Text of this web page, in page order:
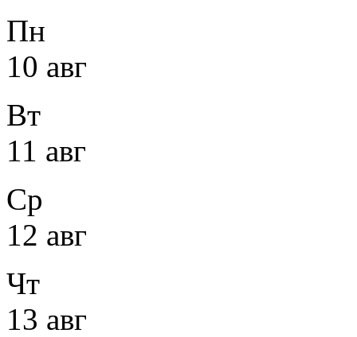
Пн
10 авг
Вт
11 авг
Ср
12 авг
Чт
13 авг